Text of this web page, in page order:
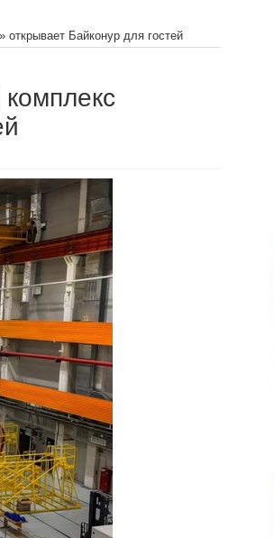
открывает Байконур для гостей